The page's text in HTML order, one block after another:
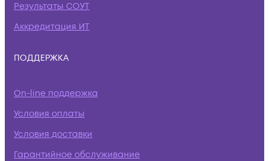
Результаты СОУТ
Аккредитация ИТ
ПОДДЕРЖКА
On-line поддержка
Условия оплаты
Условия доставки
Гарантийное обслуживание